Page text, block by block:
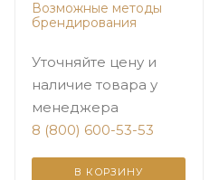
Возможные методы
брендирования
Уточняйте цену и
наличие товара у
менеджера
8 (800) 600-53-53
В КОРЗИНУ